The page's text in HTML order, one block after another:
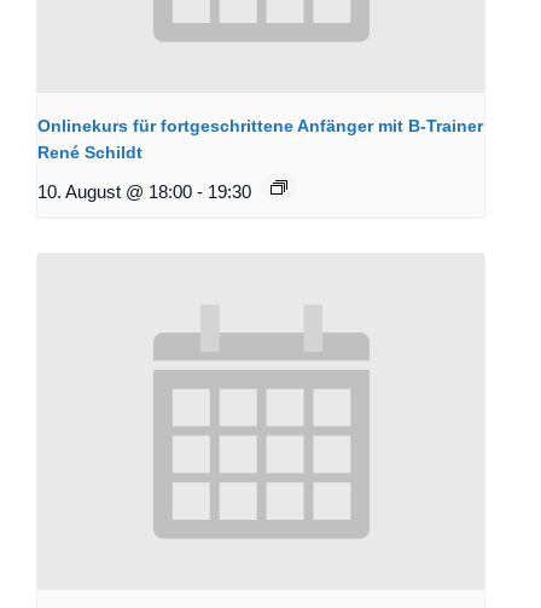
Onlinekurs für fortgeschrittene Anfänger mit B-Trainer
René Schildt
10. August @ 18:00 - 19:30